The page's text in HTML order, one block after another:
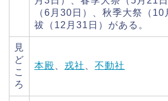
（6月30日）、秋季大祭（
祓（12月31日）がある。
見
ど
こ
ろ
本殿 戎社 不動社